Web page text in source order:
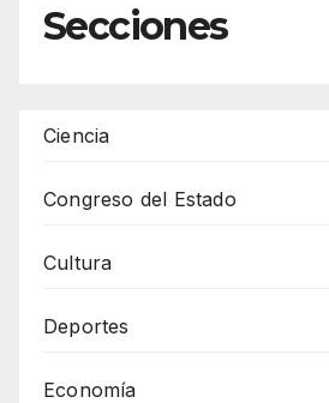
Secciones
Ciencia
Congreso del Estado
Cultura
Deportes
Economía